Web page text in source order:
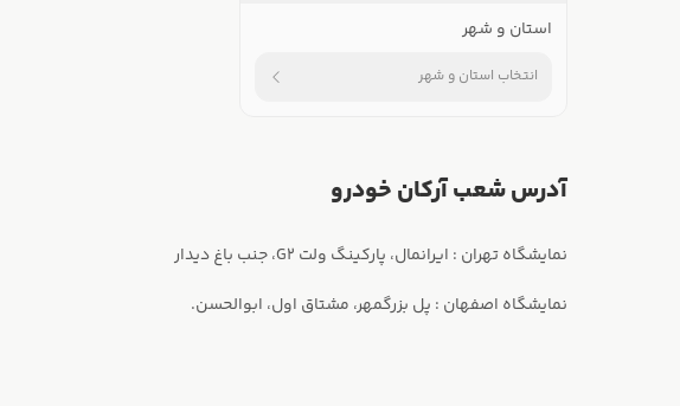
استان و شهر
انتخاب استان و شهر
آدرس شعب آرکان خودرو
نمایشگاه اصفهان : پل بزرگمهر، مشتاق اول، ابوالحسن.